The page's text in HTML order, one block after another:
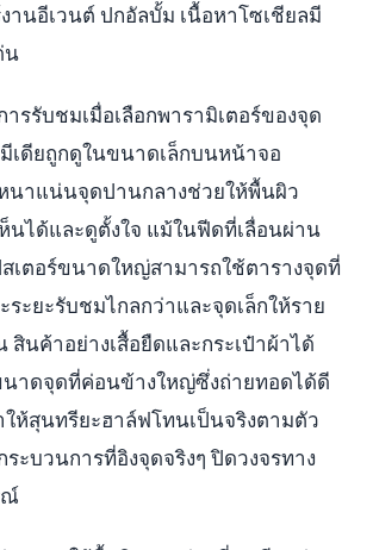
านอีเวนต์ ปกอัลบั้ม เนื้อหาโซเชียลมี
น
รรับชมเมื่อเลือกพารามิเตอร์ของจุด
เดียถูกดูในขนาดเล็กบนหน้าจอ
นาแน่นจุดปานกลางช่วยให้พื้นผิว
นได้และดูตั้งใจ แม้ในฟีดที่เลื่อนผ่าน
เตอร์ขนาดใหญ่สามารถใช้ตารางจุดที่
ระยะรับชมไกลกว่าและจุดเล็กให้ราย
สินค้าอย่างเสื้อยืดและกระเป๋าผ้าได้
าดจุดที่ค่อนข้างใหญ่ซึ่งถ่ายทอดได้ดี
ห้สุนทรียะฮาล์ฟโทนเป็นจริงตามตัว
ะบวนการที่อิงจุดจริงๆ ปิดวงจรทาง
ณ์